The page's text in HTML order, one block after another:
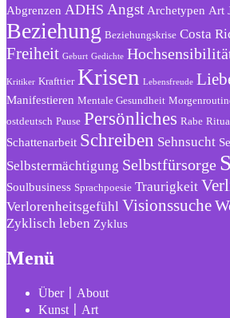
Abgrenzen ADHS Angst Archetypen Art
Beziehung Beziehungskrise Costa
Freiheit Geburt Gedichte
Kritiker Krafttier Krisen Lebensfreude
Manifestieren Mentale Gesundheit
ostdeutsch Pause Persönliches Rabe
Schattenarbeit Schreiben Sehnsucht
Selbstermächtigung Selbstfürsorge
Soulbusiness Sprachpoesie Traurigkeit
Verlorenheitsgefühl Visionssuche
Zyklisch leben Zyklus
Menü
Über〡About
Kunst〡Art